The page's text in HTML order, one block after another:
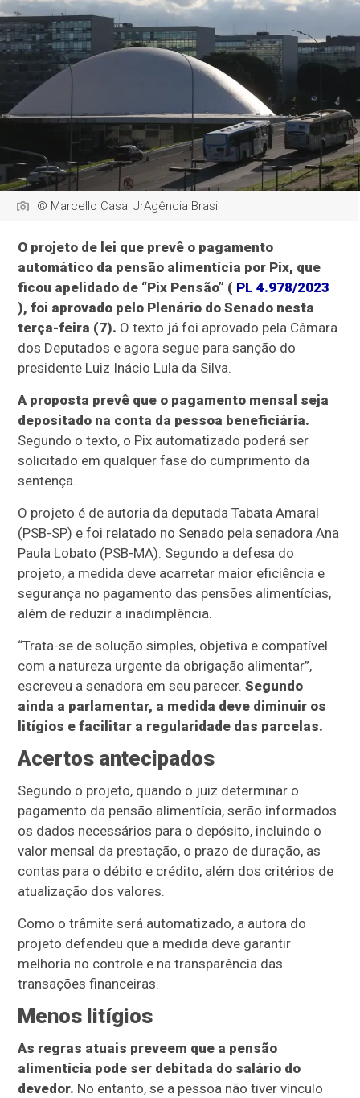
© Marcello Casal JrAgência Brasil
O projeto de lei que prevê o pagamento
automático da pensão alimentícia por Pix, que
ficou apelidado de “Pix Pensão” ( PL 4.978/2023
), foi aprovado pelo Plenário do Senado nesta
terça-feira (7). O texto já foi aprovado pela Câmara
dos Deputados e agora segue para sanção do
presidente Luiz Inácio Lula da Silva.
A proposta prevê que o pagamento mensal seja
depositado na conta da pessoa beneficiária.
Segundo o texto, o Pix automatizado poderá ser
solicitado em qualquer fase do cumprimento da
sentença.
O projeto é de autoria da deputada Tabata Amaral
(PSB-SP) e foi relatado no Senado pela senadora Ana
Paula Lobato (PSB-MA). Segundo a defesa do
projeto, a medida deve acarretar maior eficiência e
segurança no pagamento das pensões alimentícias,
além de reduzir a inadimplência.
“Trata-se de solução simples, objetiva e compatível
com a natureza urgente da obrigação alimentar”,
escreveu a senadora em seu parecer.Segundo
ainda a parlamentar, a medida deve diminuir os
litígios e facilitar a regularidade das parcelas.
Acertos antecipados
Segundo o projeto, quando o juiz determinar o
pagamento da pensão alimentícia, serão informados
os dados necessários para o depósito, incluindo o
valor mensal da prestação, o prazo de duração, as
contas para o débito e crédito, além dos critérios de
atualização dos valores.
Como o trâmite será automatizado, a autora do
projeto defendeu que a medida deve garantir
melhoria no controle e na transparência das
transações financeiras.
Menos litígios
As regras atuais preveem que a pensão
alimentícia pode ser debitada do salário do
devedor. No entanto, se a pessoa não tiver vínculo